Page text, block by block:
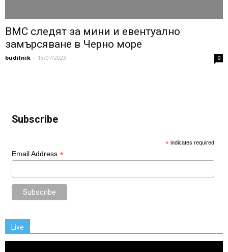
ВМС следят за мини и евентуално
замърсяване в Черно море
budilnik - 13/07/2023 0
Subscribe
* indicates required
Email Address *
Live